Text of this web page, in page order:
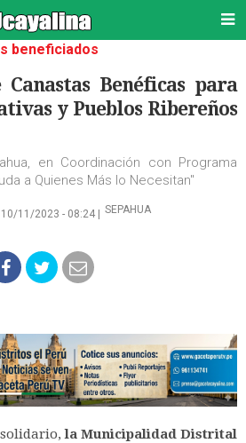
beneficiados
Benéficas para
y Pueblos Ribereños
en Coordinación con Programa
a Quienes Más lo Necesitan"
10/11/2023 - 08:24 |
SEPAHUA
la Municipalidad Distrital